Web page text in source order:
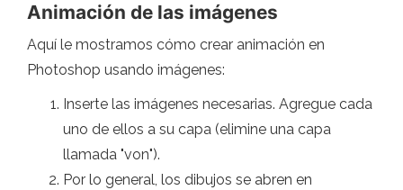
Animación de las imágenes
Aquí le mostramos cómo crear animación en
Photoshop usando imágenes:
Inserte las imágenes necesarias. Agregue cada
uno de ellos a su capa (elimine una capa
llamada "von").
Por lo general, los dibujos se abren en